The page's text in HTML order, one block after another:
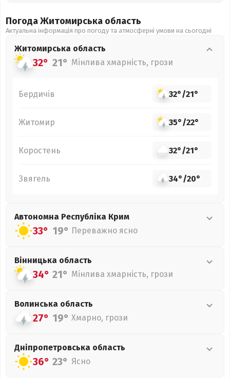
Погода Житомирська область
Актуальна інформація про погоду та атмосферні умови на сьогодні
Житомирська область
32° 21° Мінлива хмарність, грози
Бердичів 32°/21°
Житомир 35°/22°
Коростень 32°/21°
Звягель 34°/20°
Автономна Республіка Крим
33° 19° Переважно ясно
Вінницька область
34° 21° Мінлива хмарність, грози
Волинська область
27° 19° Хмарно, грози
Дніпропетровська область
36° 23° Ясно